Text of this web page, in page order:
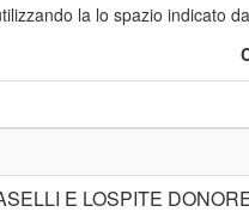
la lo spazio indicato
E LOSPITE